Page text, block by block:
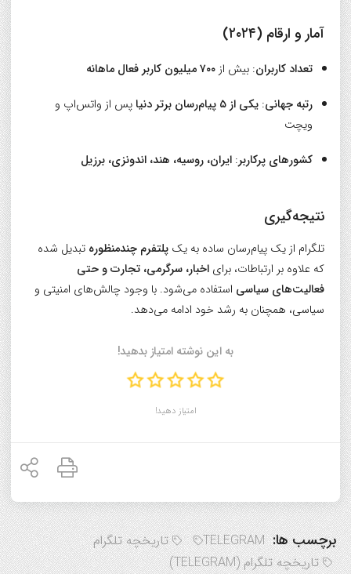
آمار و ارقام (۲۰۲۴)
تعداد کاربران: بیش از۷۰۰ میلیون کاربر فعال ماهانه
رتبه جهانی: یکی از ۵ پیام‌رسان برتر دنیا
پس از واتس‌اپ و
ویچت
کشورهای پرکاربر: ایران، روسیه، هند، اندونزی، برزیل
نتیجه‌گیری
تلگرام از یک پیام‌رسان ساده به یک پلتفرم چندمنظوره تبدیل شده
که علاوه بر ارتباطات، برای اخبار، سرگرمی، تجارت و حتی
فعالیت‌های سیاسی استفاده می‌شود. با وجود چالش‌های امنیتی و
سیاسی، همچنان به رشد خود ادامه می‌دهد.
به این نوشته امتیاز بدهید!
امتیاز دهید!
برچسب ها: TELEGRAM
تاریخچه تلگرام
تاریخچه تلگرام (TELEGRAM)